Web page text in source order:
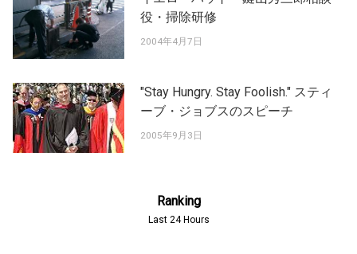
役・掃除研修
2004年4月7日
"Stay Hungry. Stay Foolish." スティ
ーブ・ジョブスのスピーチ
2005年9月3日
Ranking
Last 24 Hours